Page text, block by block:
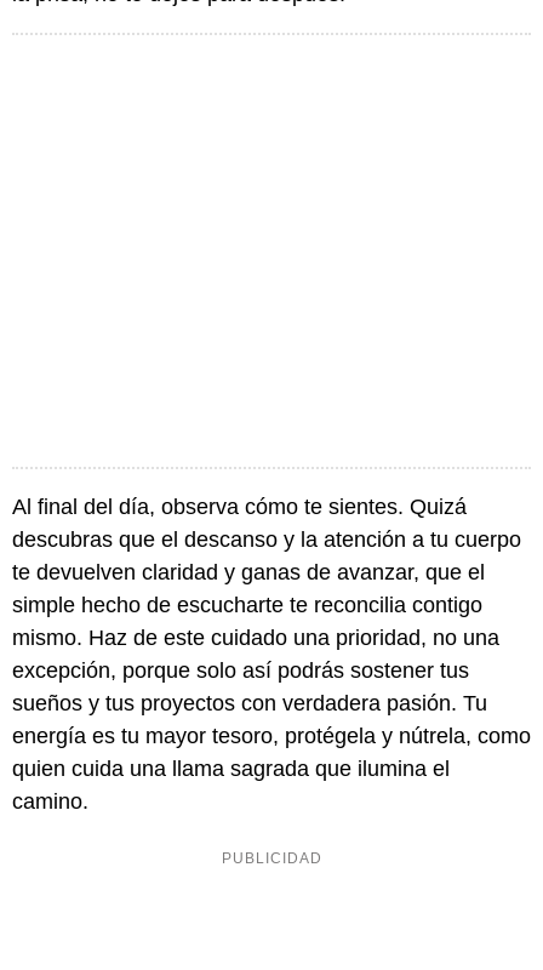
Al final del día, observa cómo te sientes. Quizá
descubras que el descanso y la atención a tu cuerpo
te devuelven claridad y ganas de avanzar, que el
simple hecho de escucharte te reconcilia contigo
mismo. Haz de este cuidado una prioridad, no una
excepción, porque solo así podrás sostener tus
sueños y tus proyectos con verdadera pasión. Tu
energía es tu mayor tesoro, protégela y nútrela, como
quien cuida una llama sagrada que ilumina el
camino.